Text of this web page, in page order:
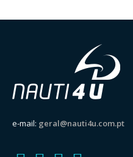
e-mail: geral@nauti4u.com.pt